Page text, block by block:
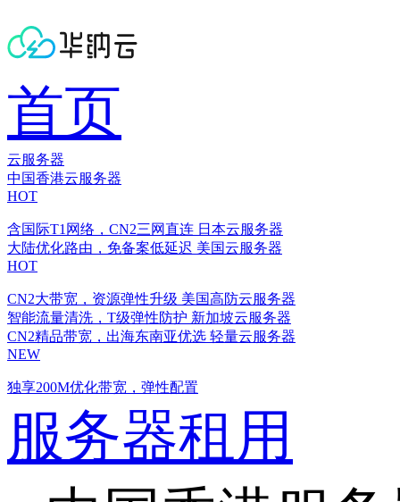
首页
云服务器
中国香港云服务器
HOT
含国际T1网络，CN2三网直连 日本云服务器
大陆优化路由，免备案低延迟 美国云服务器
HOT
CN2大带宽，资源弹性升级 美国高防云服务器
智能流量清洗，T级弹性防护 新加坡云服务器
CN2精品带宽，出海东南亚优选 轻量云服务器
NEW
独享200M优化带宽，弹性配置
服务器租用